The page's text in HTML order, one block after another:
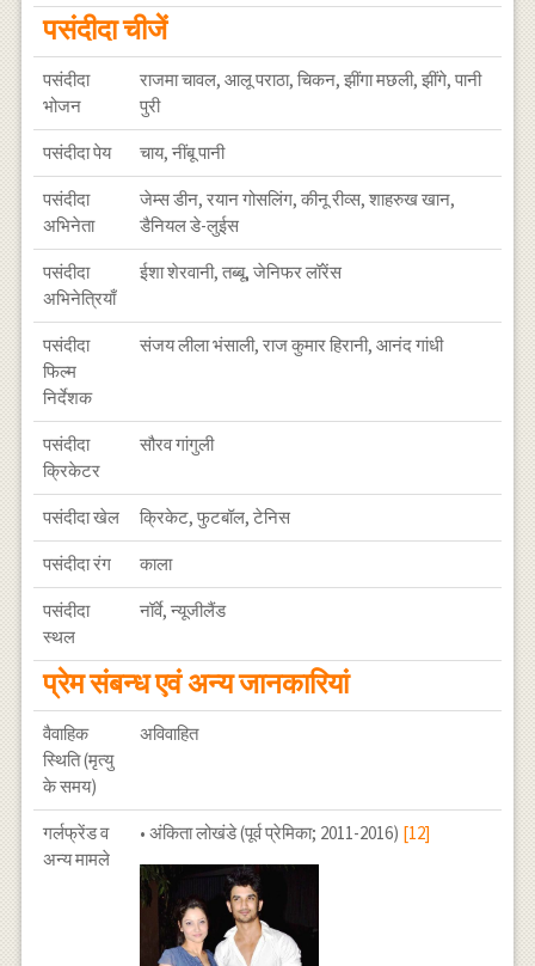
पसंदीदा चीजें
पसंदीदा
भोजन
राजमा चावल, आलू पराठा, चिकन, झींगा मछली, झींगे, पानी
पुरी
पसंदीदा पेय चाय, नींबू पानी
पसंदीदा
अभिनेता
जेम्स डीन, रयान गोसलिंग, कीनू रीव्स, शाहरुख खान,
डैनियल डे-लुईस
पसंदीदा
अभिनेत्रियाँ
ईशा शेरवानी, तब्बू, जेनिफर लॉरेंस
पसंदीदा
फिल्म
निर्देशक
संजय लीला भंसाली, राज कुमार हिरानी, आनंद गांधी
पसंदीदा
क्रिकेटर
सौरव गांगुली
पसंदीदा खेल क्रिकेट, फुटबॉल, टेनिस
पसंदीदा रंग काला
पसंदीदा
स्थल
नॉर्वे, न्यूजीलैंड
प्रेम संबन्ध एवं अन्य जानकारियां
वैवाहिक
स्थिति (मृत्यु
के समय)
अविवाहित
गर्लफ्रेंड व
अन्य मामले
• अंकिता लोखंडे (पूर्व प्रेमिका; 2011-2016) [12]